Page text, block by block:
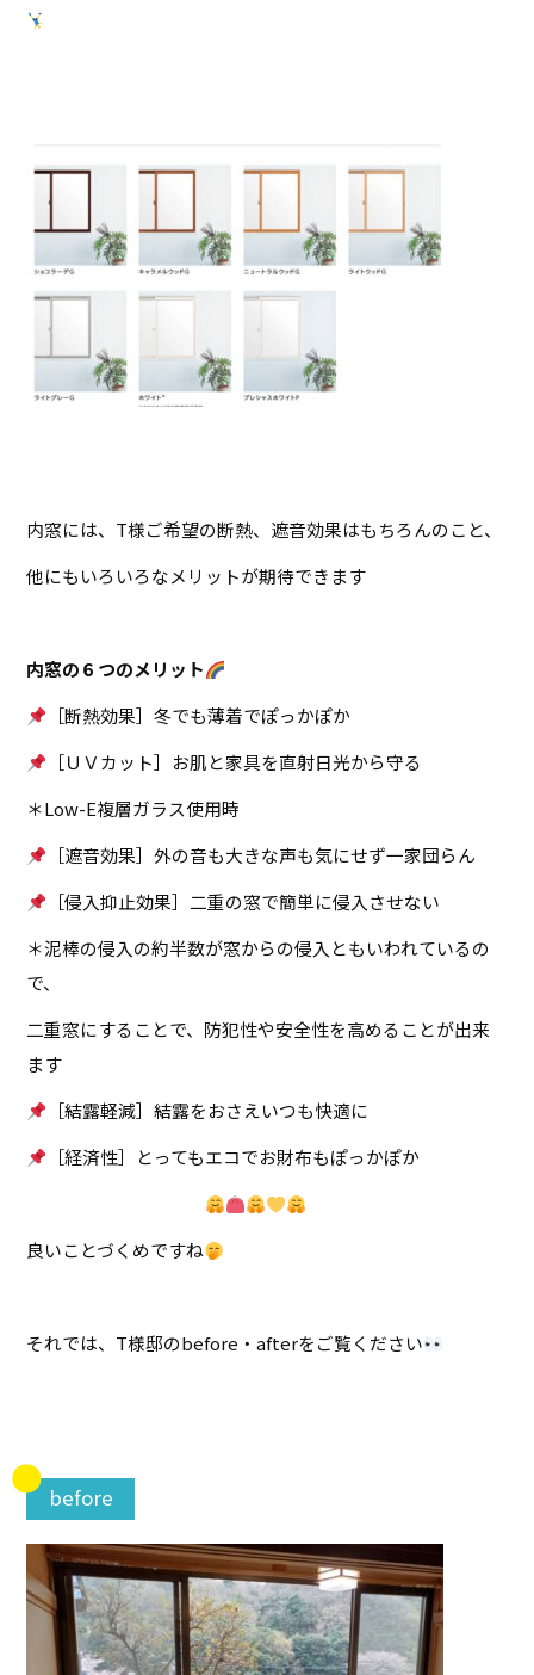
内窓には、T様ご希望の断熱、遮音効果はもちろんのこと、
他にもいろいろなメリットが期待できます
内窓の６つのメリット
［断熱効果］冬でも薄着でぽっかぽか
［ＵＶカット］お肌と家具を直射日光から守る
＊Low-E複層ガラス使用時
［遮音効果］外の音も大きな声も気にせず一家団らん
［侵入抑止効果］二重の窓で簡単に侵入させない
＊泥棒の侵入の約半数が窓からの侵入ともいわれているの
で、
二重窓にすることで、防犯性や安全性を高めることが出来
ます
［結露軽減］結露をおさえいつも快適に
［経済性］とってもエコでお財布もぽっかぽか
良いことづくめですね
それでは、T様邸のbefore・afterをご覧ください
before